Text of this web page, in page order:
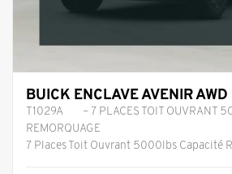
BUICK ENCLAVE AVENIR
T1029A
– 7 PLACES TOIT OUVRANT
REMORQUAGE
7 Places Toit Ouvrant 5000lbs Capacité